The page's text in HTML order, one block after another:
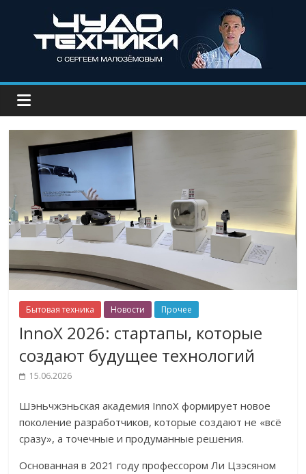
Бытовая техника Новости Прочее
InnoX 2026: стартапы, которые
создают будущее технологий
15.06.2026
Шэньчжэньская академия InnoX формирует новое
поколение разработчиков, которые создают не «всё
сразу», а точечные и продуманные решения.
Основанная в 2021 году профессором Ли Цзэсяном